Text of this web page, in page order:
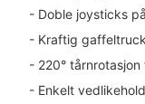
- Doble joysticks
- Kraftig
- 220°
- Enkelt